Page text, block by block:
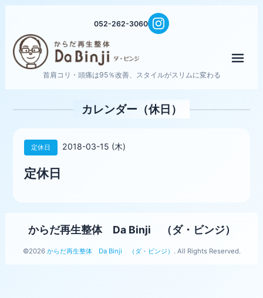
052-262-3060
首肩コリ・頭痛は95％改善、スタイルがスリムに変わる
カレンダー（休日）
定休日 2018-03-15 (木)
定休日
からだ再生整体 Da Binji （ダ・ビンジ）
©2026 からだ再生整体 Da Binji （ダ・ビンジ） . All Rights Reserved.